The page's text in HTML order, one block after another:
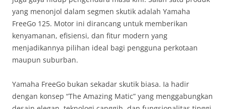
yang menonjol dalam segmen skutik adalah Yamaha
FreeGo 125. Motor ini dirancang untuk memberikan
kenyamanan, efisiensi, dan fitur modern yang
menjadikannya pilihan ideal bagi pengguna perkotaan
maupun suburban.
Yamaha FreeGo bukan sekadar skutik biasa. Ia hadir
dengan konsep “The Amazing Matic” yang menggabungkan